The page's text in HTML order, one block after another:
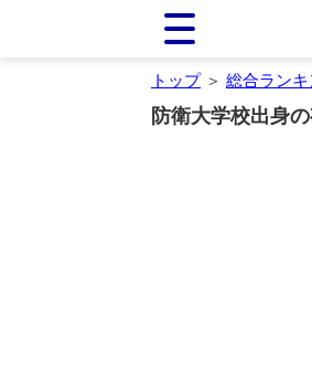
トップ＞ 総合ラン
防衛大学校出身